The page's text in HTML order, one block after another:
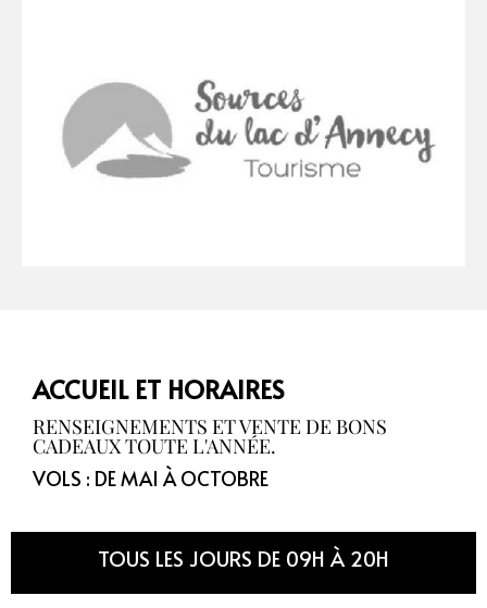
ACCUEIL ET HORAIRES
RENSEIGNEMENTS ET VENTE DE BONS
CADEAUX TOUTE L'ANNÉE.
VOLS : DE MAI À OCTOBRE
TOUS LES JOURS DE 09H À 20H